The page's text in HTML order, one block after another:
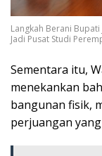
Langkah Berani Bupati
Jadi Pusat Studi
Sementara itu,
menekankan
bangunan fisik,
perjuangan